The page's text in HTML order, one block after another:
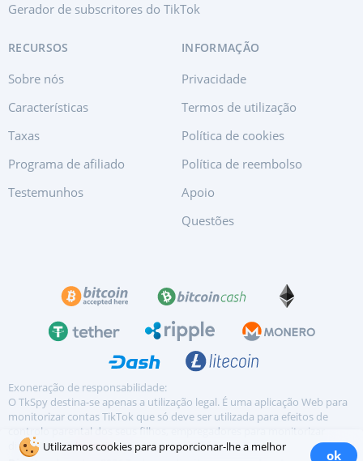
Gerador de subscritores do TikTok
RECURSOS
Sobre nós
Características
Taxas
Programa de afiliado
Testemunhos
INFORMAÇÃO
Privacidade
Termos de utilização
Política de cookies
Política de reembolso
Apoio
Questões
Exoneração de responsabilidade:
O TkSpy destina-se apenas a utilização legal. É uma aplicação Web para
monitorizar contas TikTok que só deve ser utilizada para efeitos de
controlo parental dos seus filhos, empregadores para monitorizar
dispositivos...ler mais
Utilizamos cookies para proporcionar-lhe a melhor
ok